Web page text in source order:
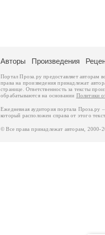
Авторы Произведения
Портал Проза.ру предоставляет авторам
права на произведения принадлежат
странице. Ответственность за тексты
обрабатываются на основании Политики
Ежедневная аудитория портала Проза.ру
который расположен справа от этого
© Все права принадлежат авторам,